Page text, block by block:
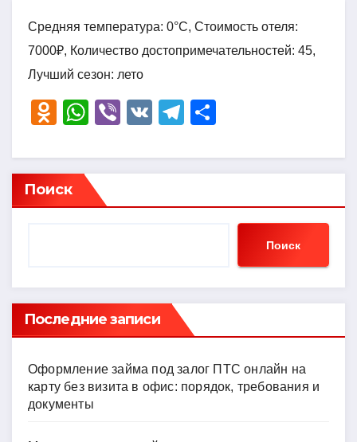
Средняя температура: 0°C, Стоимость отеля:
7000₽, Количество достопримечательностей: 45,
Лучший сезон: лето
O
n
o
kl
ni
ki
W
at
s
A
Vi
er
V
T
e
a
р
в
ть
Поиск
Поиск
Последние записи
Оформление займа под залог ПТС онлайн на
карту без визита в офис: порядок, требования и
документы